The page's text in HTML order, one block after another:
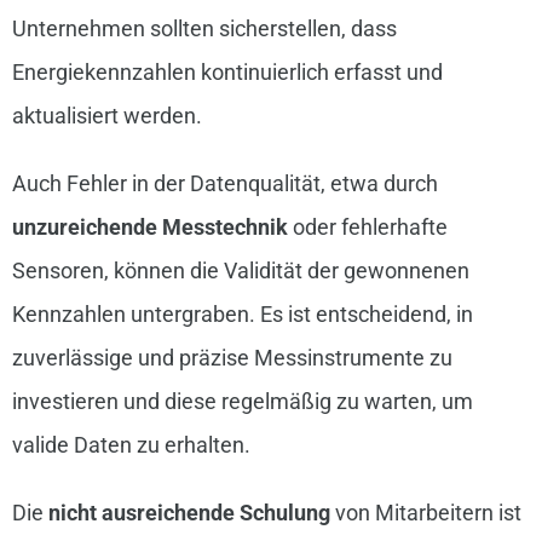
Unternehmen sollten sicherstellen, dass
Energiekennzahlen kontinuierlich erfasst und
aktualisiert werden.
Auch Fehler in der Datenqualität, etwa durch
unzureichende Messtechnikoder fehlerhafte
Sensoren, können die Validität der gewonnenen
Kennzahlen untergraben. Es ist entscheidend, in
zuverlässige und präzise Messinstrumente zu
investieren und diese regelmäßig zu warten, um
valide Daten zu erhalten.
Die nicht ausreichende Schulungvon Mitarbeitern ist